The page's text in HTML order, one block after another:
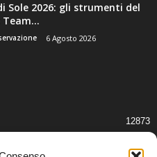
Sole 2026: gli strumenti del
Team...
6 Agosto 2026
12873